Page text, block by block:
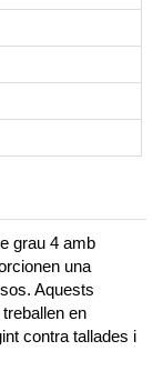
grau 4 amb
una
Aquests
en
contra tallades i